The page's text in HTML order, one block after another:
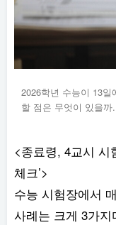
2026학년 수능이 13
할 점은 무엇이 있을
<종료령, 4교시 시
체크’>
수능 시험장에서
사례는 크게 3가지